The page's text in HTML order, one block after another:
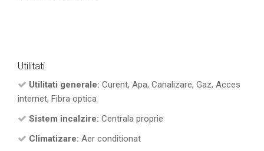
Utilitati
Utilitati generale: Curent, Apa, Canalizare, Gaz, Acces
internet, Fibra optica
Sistem incalzire: Centrala proprie
Climatizare: Aer conditionat